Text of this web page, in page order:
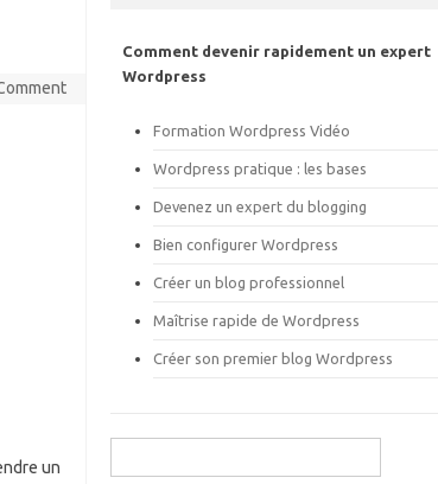
un
Comment devenir rapidement un expert
Wordpress
Formation Wordpress Vidéo
Wordpress pratique : les bases
Devenez un expert du blogging
Bien configurer Wordpress
Créer un blog professionnel
Maîtrise rapide de Wordpress
Créer son premier blog Wordpress